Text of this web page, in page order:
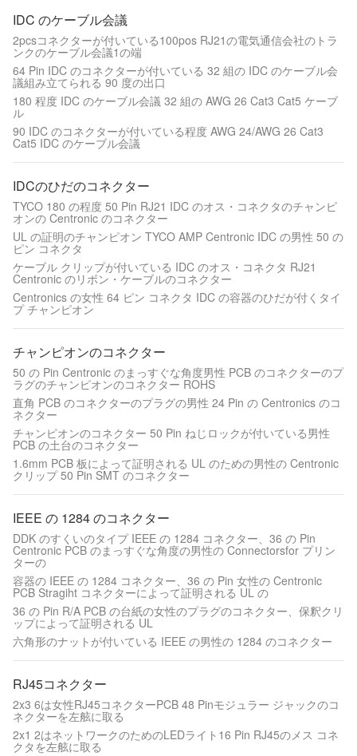
IDC のケーブル会議
2pcsコネクターが付いている100pos RJ21の電気通信会社のトラ
ンクのケーブル会議1の端
64 Pin IDC のコネクターが付いている 32 組の IDC のケーブル会
議組み立てられる 90 度の出口
180 程度 IDC のケーブル会議 32 組の AWG 26 Cat3 Cat5 ケーブ
ル
90 IDC のコネクターが付いている程度 AWG 24/AWG 26 Cat3
Cat5 IDC のケーブル会議
IDCのひだのコネクター
TYCO 180 の程度 50 Pin RJ21 IDC のオス・コネクタのチャンピ
オンの Centronic のコネクター
UL の証明のチャンピオン TYCO AMP Centronic IDC の男性 50 の
ピン コネクタ
ケーブル クリップが付いている IDC のオス・コネクタ RJ21
Centronic のリボン・ケーブルのコネクター
Centronics の女性 64 ピン コネクタ IDC の容器のひだが付くタイ
プ チャンピオン
チャンピオンのコネクター
50 の Pin Centronic のまっすぐな角度男性 PCB のコネクターのプ
ラグのチャンピオンのコネクター ROHS
直角 PCB のコネクターのプラグの男性 24 Pin の Centronics のコ
ネクター
チャンピオンのコネクター 50 Pin ねじロックが付いている男性
PCB の土台のコネクター
1.6mm PCB 板によって証明される UL のための男性の Centronic
クリップ 50 Pin SMT のコネクター
IEEE の 1284 のコネクター
DDK のすくいのタイプ IEEE の 1284 コネクター、36 の Pin
Centronic PCB のまっすぐな角度の男性の Connectorsfor プリン
ターの
容器の IEEE の 1284 コネクター、36 の Pin 女性の Centronic
PCB Stragiht コネクターによって証明される UL の
36 の Pin R/A PCB の台紙の女性のプラグのコネクター、保釈クリ
ップによって証明される UL
六角形のナットが付いている IEEE の男性の 1284 のコネクター
RJ45コネクター
2x3 6は女性RJ45コネクターPCB 48 Pinモジュラー ジャックのコ
ネクターを左舷に取る
2x1 2はネットワークのためのLEDライト16 Pin RJ45のメス コネ
クタを左舷に取る